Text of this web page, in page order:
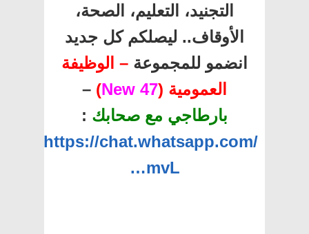
التجنيد، التعليم، الصحة،
الأوقاف.. ليصلكم كل جديد
انضمو للمجموعة – الوظيفة
العمومية (47 New
)
–
بارطاجي مع صحابك :
https://chat.whatsapp.com/
…mvL